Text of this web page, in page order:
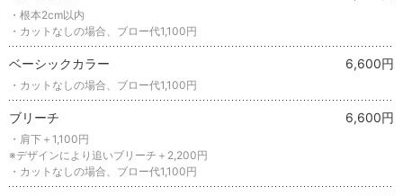
・根本2cm以内
・カットなしの場合、ブロー代1,100円
ベーシックカラー 6,600円
・カットなしの場合、ブロー代1,100円
ブリーチ 6,600円
・肩下＋1,100円
※デザインにより追いブリーチ＋2,200円
・カットなしの場合、ブロー代1,100円